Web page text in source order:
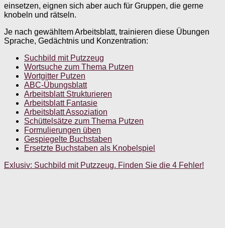
einsetzen, eignen sich aber auch für Gruppen, die gerne
knobeln und rätseln.
Je nach gewähltem Arbeitsblatt, trainieren diese Übungen
Sprache, Gedächtnis und Konzentration:
Suchbild mit Putzzeug
Wortsuche zum Thema Putzen
Wortgitter Putzen
ABC-Übungsblatt
Arbeitsblatt Strukturieren
Arbeitsblatt Fantasie
Arbeitsblatt Assoziation
Schüttelsätze zum Thema Putzen
Formulierungen üben
Gespiegelte Buchstaben
Ersetzte Buchstaben als Knobelspiel
Exlusiv: Suchbild mit Putzzeug. Finden Sie die 4 Fehler!